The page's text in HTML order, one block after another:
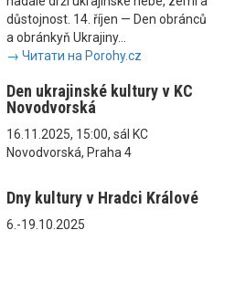
důstojnost. 14. říjen — Den obránců
a obránkyň Ukrajiny...
→ Читати на Porohy.cz
Den ukrajinské kultury v KC
Novodvorská
16.11.2025, 15:00, sál KC
Novodvorská, Praha 4
Dny kultury v Hradci Králové
6.-19.10.2025